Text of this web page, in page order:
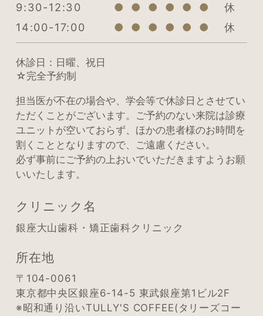
9:30-12:30 ● ● ● ● ● ●
休
14:00-17:00
● ● ● ● ● ● 休
休診日：日曜、祝日
☆完全予約制
担当医が不在の場合や、学会等で休診日とさせてい
ただくことがございます。ご予約のない来院は診療
ユニットが空いておらず、ほかの患者様のお時間を
割くこととなりますので、ご遠慮ください。
必ず事前にご予約の上おいでいただきますようお願
いいたします。
クリニック名
銀座大山歯科・矯正歯科クリニック
所在地
〒104-0061
東京都中央区銀座6-14-5 東武銀座第1ビル2F
※昭和通り沿いTULLY'S COFFEE(タリーズコー